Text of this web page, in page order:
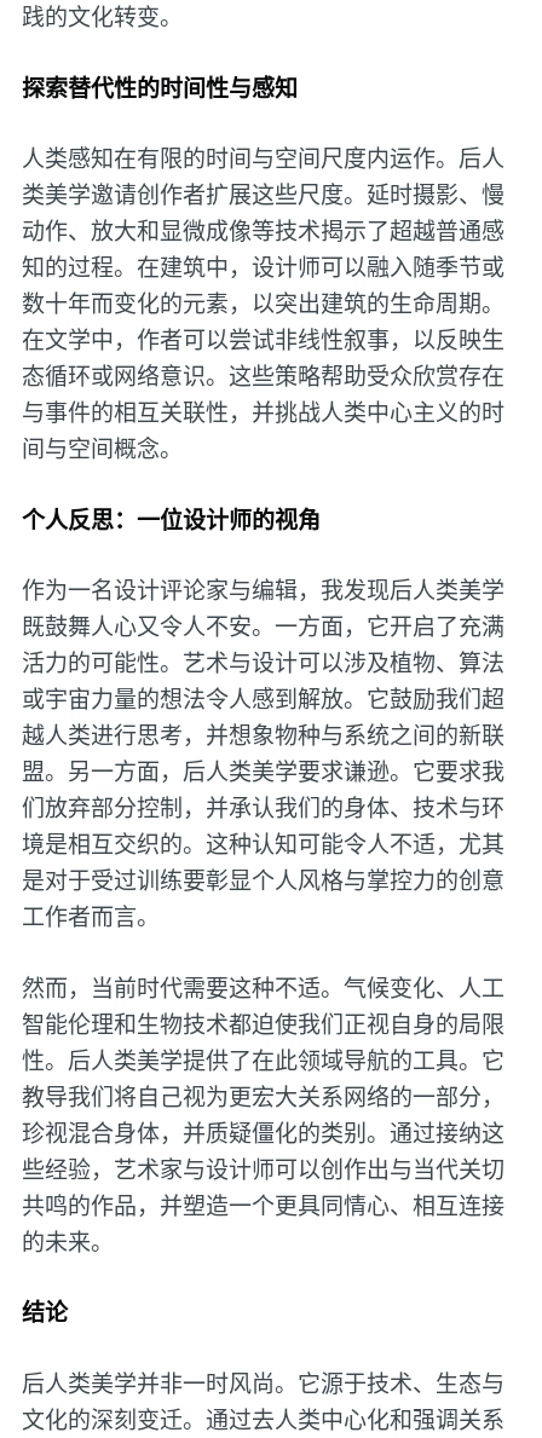
践的文化转变。
探索替代性的时间性与感知
人类感知在有限的时间与空间尺度内运作。后人
类美学邀请创作者扩展这些尺度。延时摄影、慢
动作、放大和显微成像等技术揭示了超越普通感
知的过程。在建筑中，设计师可以融入随季节或
数十年而变化的元素，以突出建筑的生命周期。
在文学中，作者可以尝试非线性叙事，以反映生
态循环或网络意识。这些策略帮助受众欣赏存在
与事件的相互关联性，并挑战人类中心主义的时
间与空间概念。
个人反思：一位设计师的视角
作为一名设计评论家与编辑，我发现后人类美学
既鼓舞人心又令人不安。一方面，它开启了充满
活力的可能性。艺术与设计可以涉及植物、算法
或宇宙力量的想法令人感到解放。它鼓励我们超
越人类进行思考，并想象物种与系统之间的新联
盟。另一方面，后人类美学要求谦逊。它要求我
们放弃部分控制，并承认我们的身体、技术与环
境是相互交织的。这种认知可能令人不适，尤其
是对于受过训练要彰显个人风格与掌控力的创意
工作者而言。
然而，当前时代需要这种不适。气候变化、人工
智能伦理和生物技术都迫使我们正视自身的局限
性。后人类美学提供了在此领域导航的工具。它
教导我们将自己视为更宏大关系网络的一部分，
珍视混合身体，并质疑僵化的类别。通过接纳这
些经验，艺术家与设计师可以创作出与当代关切
共鸣的作品，并塑造一个更具同情心、相互连接
的未来。
结论
后人类美学并非一时风尚。它源于技术、生态与
文化的深刻变迁。通过去人类中心化和强调关系